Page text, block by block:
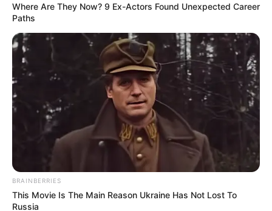
PICO Y PLACA CARTAGENA
Pico y placa en Cartagena
del 14 al 17 de julio: que
no lo coja mal parqueado
PLAN ÉXODO
Plan éxodo en Bogotá por
el puente de la Virgen de
saldrán de la ciudad
Where Are They Now? 9 Ex-Actors Found Unexpected Career
Paths
BRAINBERRIES
This Movie Is The Main Reason Ukraine Has Not Lost To
Russia